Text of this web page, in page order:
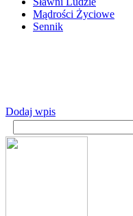
Mądrości Życiowe
Sennik
Dodaj wpis